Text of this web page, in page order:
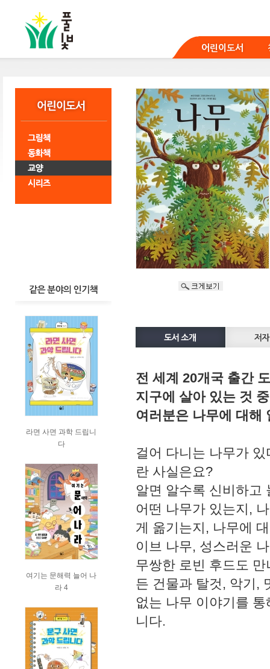
어린이도서
라면 사면 과학 드립니
다
여기는 문해력 늘어 나
라 4
전 세계 20개국 출간
지구에 살아 있는 것
여러분은 나무에 대해
걸어 다니는 나무가
란 사실은요?
알면 알수록 신비하고
어떤 나무가 있는지,
게 옮기는지, 나무에
이브 나무, 성스러운
무쌍한 로빈 후드도
든 건물과 탈것, 악기,
없는 나무 이야기를
니다.